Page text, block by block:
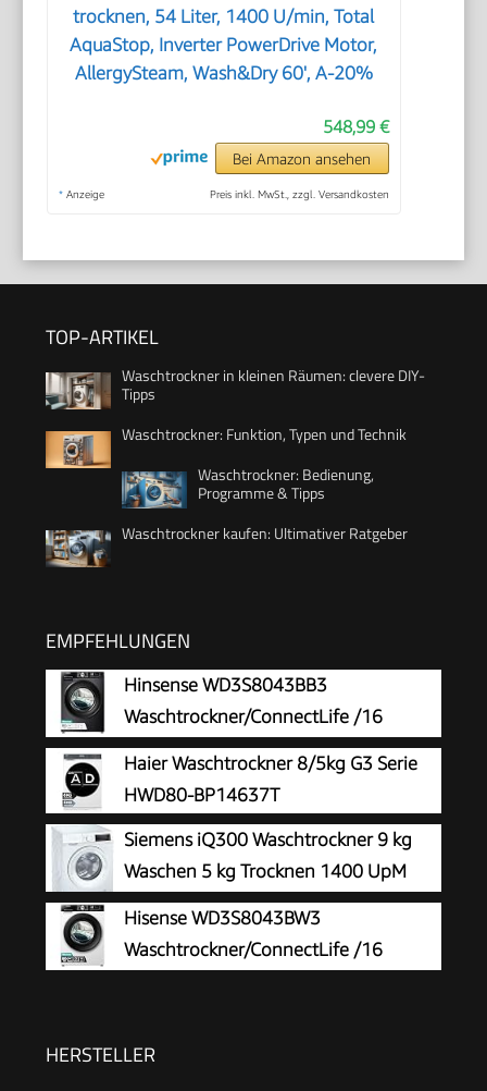
trocknen, 54 Liter, 1400 U/min, Total
AquaStop, Inverter PowerDrive Motor,
AllergySteam, Wash&Dry 60', A-20%
548,99 €
Bei Amazon ansehen
* Anzeige Preis inkl. MwSt., zzgl. Versandkosten
TOP-ARTIKEL
Waschtrockner in kleinen Räumen: clevere DIY-
Tipps
Waschtrockner: Funktion, Typen und Technik
Waschtrockner: Bedienung,
Programme & Tipps
Waschtrockner kaufen: Ultimativer Ratgeber
EMPFEHLUNGEN
Hinsense WD3S8043BB3
Waschtrockner/ConnectLife /16
Programme /8 KG, 54 Liter /1400
U/min/Dampffunktion/JetWash/Anti-Allergie
Program/Auto Program/Eco Wash/Steam
Refresh/Schwarz
Haier Waschtrockner 8/5kg G3 Serie
HWD80-BP14637T
Siemens iQ300 Waschtrockner 9 kg
Waschen 5 kg Trocknen 1400 UpM
WN34A141
Hisense WD3S8043BW3
Waschtrockner/ConnectLife /16
Program/Auto Program/Eco Wash/Steam
HERSTELLER